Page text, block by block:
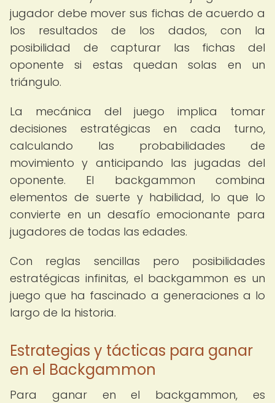
jugador debe mover sus fichas de acuerdo a
los resultados de los dados, con la
posibilidad de capturar las fichas del
oponente si estas quedan solas en un
triángulo.
La mecánica del juego implica tomar
decisiones estratégicas en cada turno,
calculando las probabilidades de
movimiento y anticipando las jugadas del
oponente. El backgammon combina
elementos de suerte y habilidad, lo que lo
convierte en un desafío emocionante para
jugadores de todas las edades.
Con reglas sencillas pero posibilidades
estratégicas infinitas, el backgammon es un
juego que ha fascinado a generaciones a lo
largo de la historia.
Estrategias y tácticas para ganar
en el Backgammon
Para ganar en el backgammon, es